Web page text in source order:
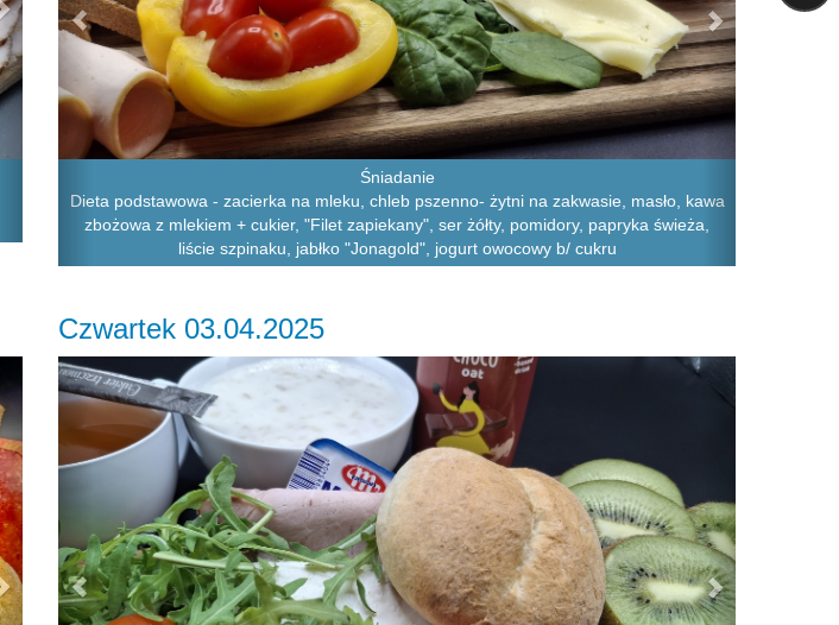
Śniadanie
Dieta podstawowa - zacierka na mleku, chleb pszenno- żytni na zakwasie, masło, kawa
zbożowa z mlekiem + cukier, "Filet zapiekany", ser żółty, pomidory, papryka świeża,
liście szpinaku, jabłko "Jonagold", jogurt owocowy b/ cukru
Czwartek 03.04.2025
Previous